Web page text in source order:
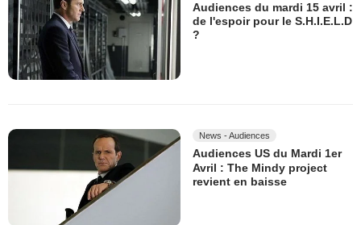
Audiences du mardi 15 avril :
de l'espoir pour le S.H.I.E.L.D
?
News - Audiences
Audiences US du Mardi 1er
Avril : The Mindy project
revient en baisse